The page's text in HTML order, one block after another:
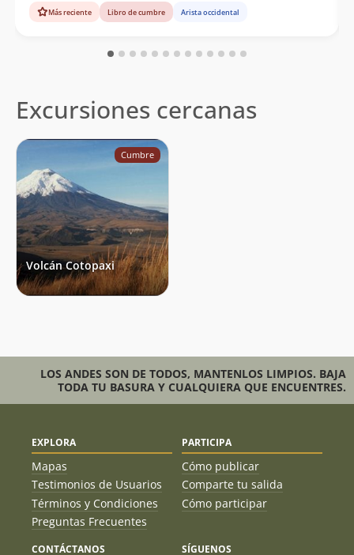
Más reciente Libro de cumbre Arista occidental
Excursiones cercanas
Cumbre
Volcán Cotopaxi
LOS ANDES SON DE TODOS, MANTENLOS LIMPIOS. BAJA
TODA TU BASURA Y CUALQUIERA QUE ENCUENTRES.
EXPLORA
Mapas
Testimonios de Usuarios
Términos y Condiciones
Preguntas Frecuentes
PARTICIPA
Cómo publicar
Comparte tu salida
Cómo participar
CONTÁCTANOS SÍGUENOS